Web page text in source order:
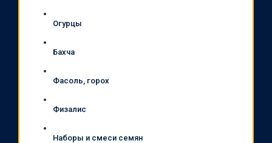
Огурцы
Бахча
Фасоль, горох
Физалис
Наборы и смеси семян